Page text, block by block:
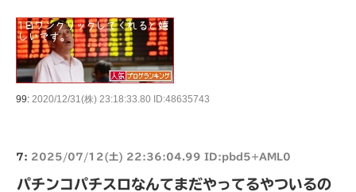
99: 2020/12/31(株) 23:18:33.80 ID:48635743
7: 2025/07/12(土) 22:36:04.99 ID:pbd5+AML0
パチンコパチスロなんてまだやってるやついるの